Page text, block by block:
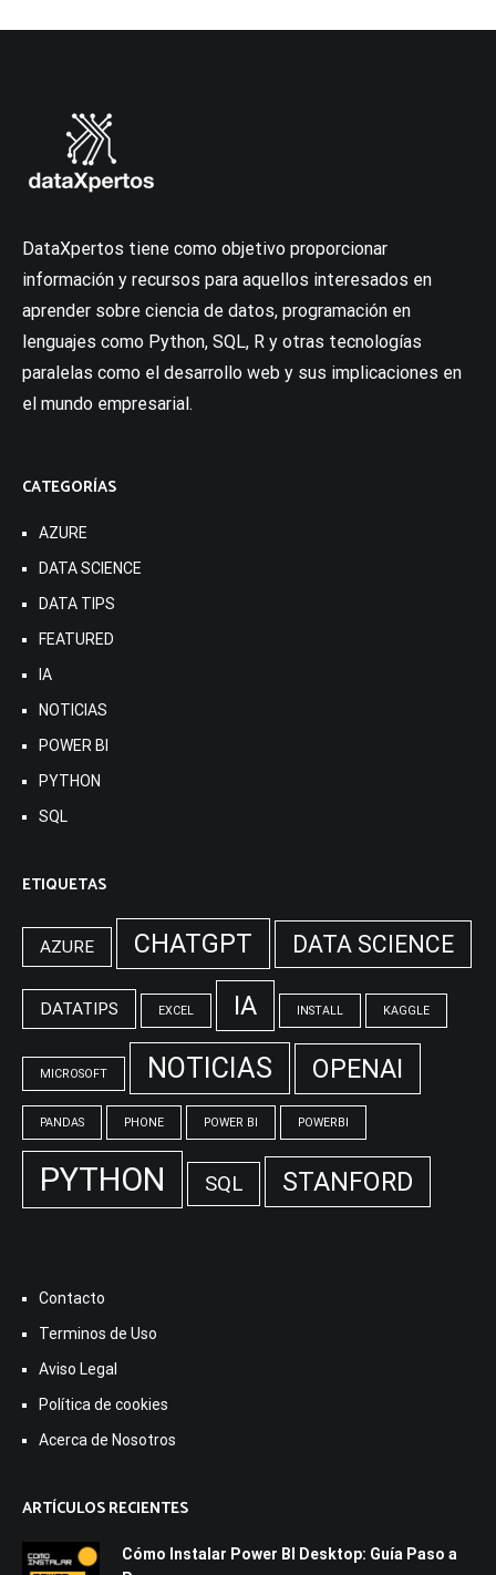
DataXpertos tiene como objetivo proporcionar
información y recursos para aquellos interesados en
aprender sobre ciencia de datos, programación en
lenguajes como Python, SQL, R y otras tecnologías
paralelas como el desarrollo web y sus implicaciones en
el mundo empresarial.
CATEGORÍAS
AZURE
DATA SCIENCE
DATA TIPS
FEATURED
IA
NOTICIAS
POWER BI
PYTHON
SQL
ETIQUETAS
AZURE CHATGPT DATA SCIENCE
DATATIPS EXCEL IA INSTALL KAGGLE
MICROSOFT NOTICIAS OPENAI
PANDAS PHONE POWER BI POWERBI
PYTHON SQL STANFORD
Contacto
Terminos de Uso
Aviso Legal
Política de cookies
Acerca de Nosotros
ARTÍCULOS RECIENTES
Cómo Instalar Power BI Desktop: Guía Paso a